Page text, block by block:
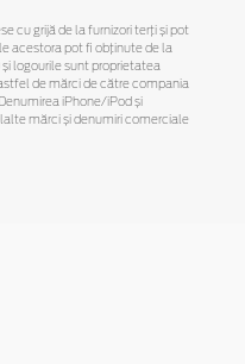
cu grijă de la furnizori terți și pot
acestora pot fi obținute de la
logourile sunt proprietatea
de mărci de către compania
iPhone/iPod și
mărci și denumiri comerciale